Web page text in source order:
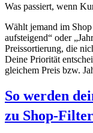
Was passiert, wenn
Wählt jemand im
aufsteigend“ oder
Preissortierung, die
Deine Priorität
gleichem Preis bzw.
So werden
zu Shop-